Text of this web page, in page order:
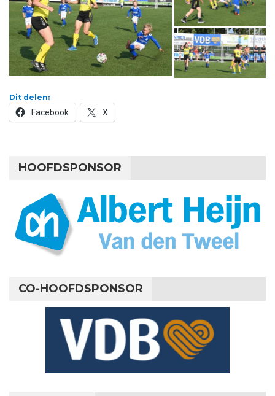
Dit delen:
Facebook X
HOOFDSPONSOR
CO-HOOFDSPONSOR